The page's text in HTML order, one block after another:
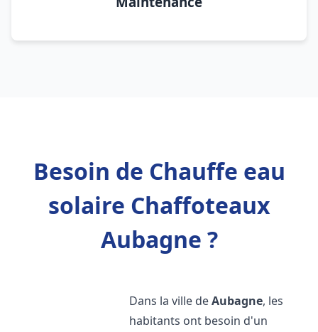
Besoin de Chauffe eau
solaire Chaffoteaux
Aubagne ?
Dans la ville deAubagne, les
habitants ont besoin d'un